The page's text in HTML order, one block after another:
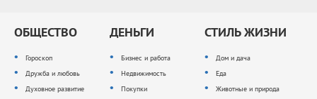
ОБЩЕСТВО
Гороскоп
Дружба и любовь
Духовное развитие
ДЕНЬГИ
Бизнес и работа
Недвижимость
Покупки
СТИЛЬ ЖИЗНИ
Дом и дача
Еда
Животные и природа